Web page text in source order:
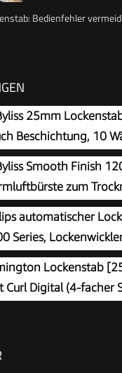
Bedienfehler
25mm
Beschichtung, 10
Styling-
Schwarz &
Smooth Finish
zum
Glätten &
4
Pink, AS122E
automatischer
Series,
BHB876/00
Lockenstab
Curl Digital (4-facher
Locken,